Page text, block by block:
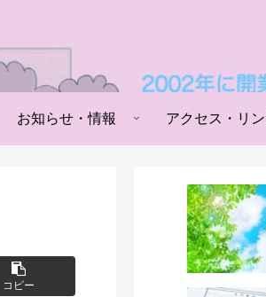
お知らせ・情報 アクセス・リ
コピー